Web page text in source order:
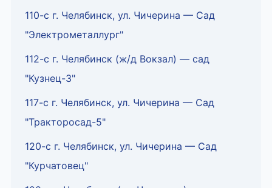
110-с г. Челябинск, ул. Чичерина — Сад
"Электрометаллург"
112-с г. Челябинск (ж/д Вокзал) — сад
"Кузнец-3"
117-с г. Челябинск, ул. Чичерина — Сад
"Тракторосад-5"
120-с г. Челябинск, ул. Чичерина — Сад
"Курчатовец"